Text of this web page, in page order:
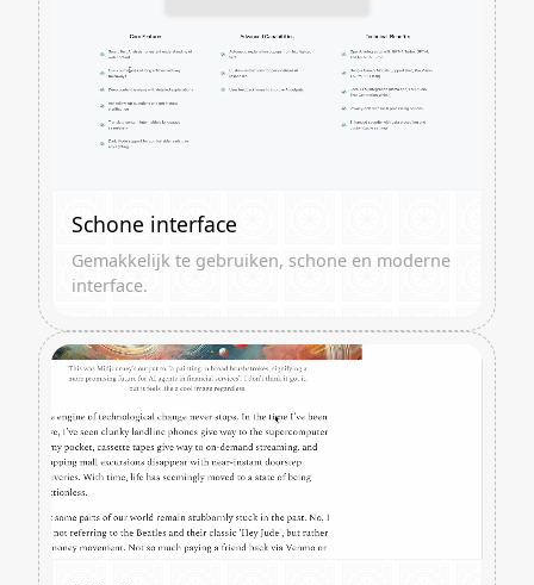
Schone interface
Gemakkelijk te gebruiken, schone en moderne
interface.